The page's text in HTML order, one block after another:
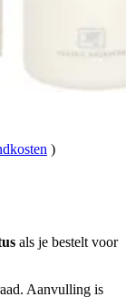
)
als je bestelt voor
Aanvulling is